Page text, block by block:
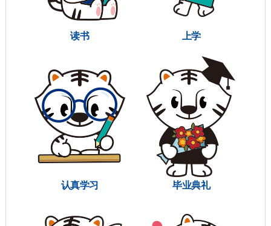
读书 上学
认真学习 毕业典礼